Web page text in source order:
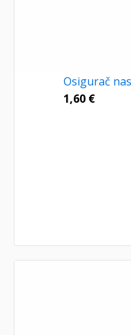
Osigurač
1,60 €